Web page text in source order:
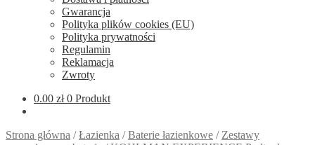
Gwarancja
Polityka plików cookies (EU)
Polityka prywatności
Regulamin
Reklamacja
Zwroty
0.00 zł 0 Produkt
Strona główna /Łazienka /Baterie łazienkowe / Zestawy